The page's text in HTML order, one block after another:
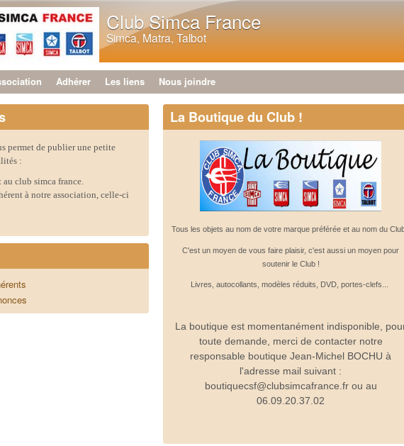
Club Simca France
Simca, Matra, Talbot
Adhérer Les liens Nous joindre
permet de publier une petite
:
au club simca france.
à notre association, celle-ci
La Boutique du Club !
Tous les objets au nom de votre marque préférée et au nom du
C'est un moyen de vous faire plaisir, c'est aussi un moyen pour
soutenir le Club !
Livres, autocollants, modèles réduits, DVD, portes-clefs...
La boutique est momentanément indisponible,
toute demande, merci de contacter notre
responsable boutique Jean-Michel BOCHU à
l'adresse mail suivant :
boutiquecsf@clubsimcafrance.fr ou au
06.09.20.37.02